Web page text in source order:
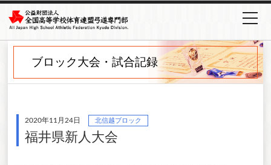
ブロック大会・試合記録
2020年11月24日 北信越ブロック
福井県新人大会